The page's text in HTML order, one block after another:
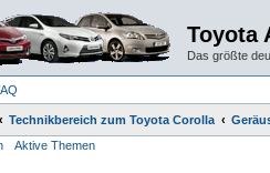
Toyota
Das größte
Technikbereich zum Toyota Corolla
Aktive Themen